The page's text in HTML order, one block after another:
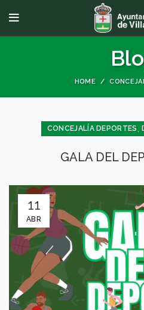
HOME
CONCEJALÍA DEPORTES
GALA DEL
11
ABR